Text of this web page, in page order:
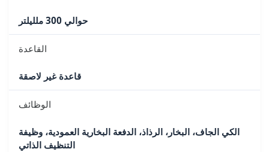
حوالي 300 ملليلتر
القاعدة
قاعدة غير لاصقة
الوظائف
الكي الجاف، البخار، الرذاذ، الدفعة البخارية العمودية، وظيفة
التنظيف الذاتي